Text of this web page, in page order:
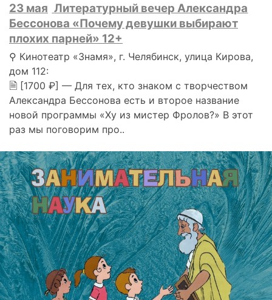
23 мая Литературный вечер Александра
Бессонова «Почему девушки выбирают
плохих парней» 12+
⚲ Кинотеатр «Знамя», г. Челябинск, улица Кирова,
дом 112:
🗎 [1700 ₽] — Для тех, кто знаком с творчеством
Александра Бессонова есть и второе название
новой программы «Ху из мистер Фролов?» В этот
раз мы поговорим про..